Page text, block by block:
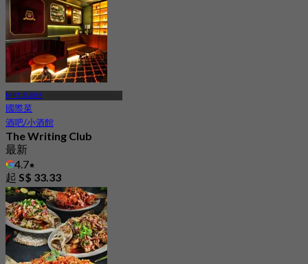
MRT 烏節站
國際菜
酒吧/小酒館
The Writing Club
最新
4.7
起 S$ 33.33